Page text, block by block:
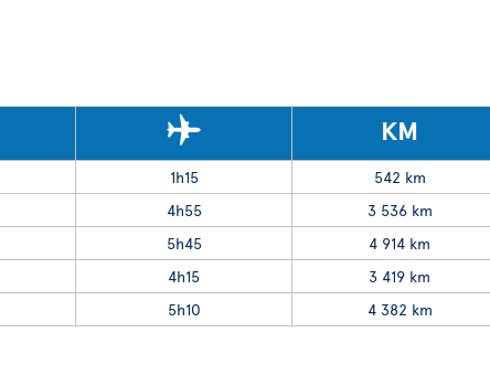
KM
1h15 542 km
4h55 3 536 km
5h45 4 914 km
4h15 3 419 km
5h10
4 382 km